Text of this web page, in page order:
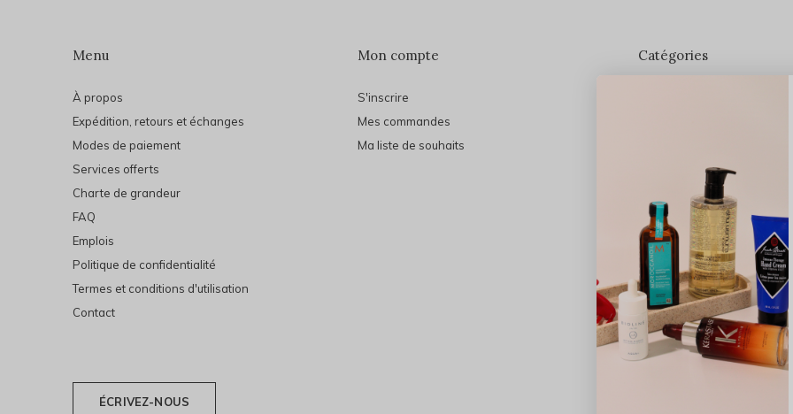
Menu
À propos
Expédition, retours et échanges
Modes de paiement
Services offerts
Charte de grandeur
FAQ
Emplois
Politique de confidentialité
Termes et conditions d'utilisation
Contact
Mon compte
S'inscrire
Mes commandes
Ma liste de souhaits
Catégories
Soins du visage
Maquillage
Bain et Corps
Bijoux
ÉCRIVEZ-NOUS